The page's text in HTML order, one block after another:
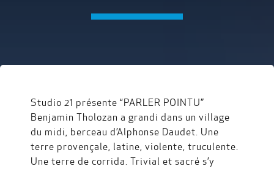
Studio 21 présente “PARLER POINTU”
Benjamin Tholozan a grandi dans un village
du midi, berceau d’Alphonse Daudet. Une
terre provençale, latine, violente, truculente.
Une terre de corrida. Trivial et sacré s’y